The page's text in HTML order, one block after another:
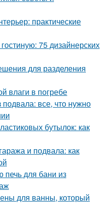
практические
75 дизайнерских
для разделения
влаги в погребе
все, что нужно
бутылок: как
и подвала: как
печь для бани из
для ванны, который